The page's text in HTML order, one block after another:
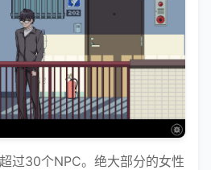
过30个NPC。绝大部分的女性